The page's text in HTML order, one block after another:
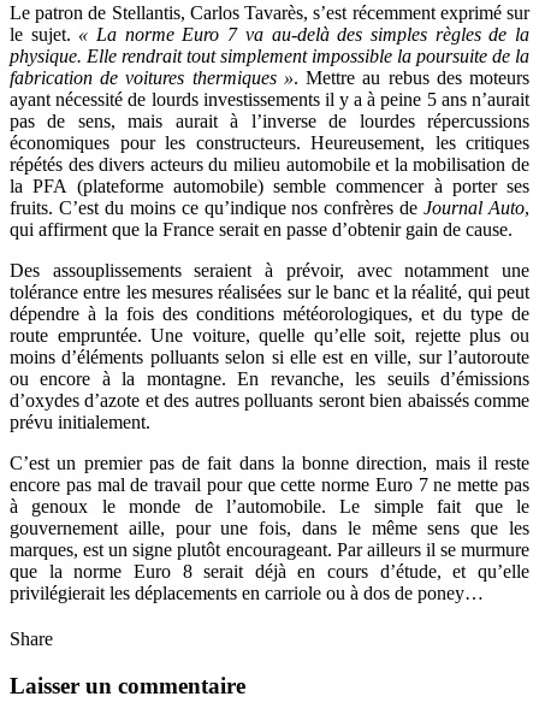
Le patron de Stellantis, Carlos Tavarès, s’est récemment exprimé sur
le sujet. « La norme Euro 7 va au-delà des simples règles de la
physique. Elle rendrait tout simplement impossible la poursuite de la
fabrication de voitures thermiques ». Mettre au rebus des moteurs
ayant nécessité de lourds investissements il y a à peine 5 ans n’aurait
pas de sens, mais aurait à l’inverse de lourdes répercussions
économiques pour les constructeurs. Heureusement, les critiques
répétés des divers acteurs du milieu automobile et la mobilisation de
la PFA (plateforme automobile) semble commencer à porter ses
fruits. C’est du moins ce qu’indique nos confrères deJournal Auto,
qui affirment que la France serait en passe d’obtenir gain de cause.
Des assouplissements seraient à prévoir, avec notamment une
tolérance entre les mesures réalisées sur le banc et la réalité, qui peut
dépendre à la fois des conditions météorologiques, et du type de
route empruntée. Une voiture, quelle qu’elle soit, rejette plus ou
moins d’éléments polluants selon si elle est en ville, sur l’autoroute
ou encore à la montagne. En revanche, les seuils d’émissions
d’oxydes d’azote et des autres polluants seront bien abaissés comme
prévu initialement.
C’est un premier pas de fait dans la bonne direction, mais il reste
encore pas mal de travail pour que cette norme Euro 7 ne mette pas
à genoux le monde de l’automobile. Le simple fait que le
gouvernement aille, pour une fois, dans le même sens que les
marques, est un signe plutôt encourageant. Par ailleurs il se murmure
que la norme Euro 8 serait déjà en cours d’étude, et qu’elle
privilégierait les déplacements en carriole ou à dos de poney…
Share
Laisser un commentaire